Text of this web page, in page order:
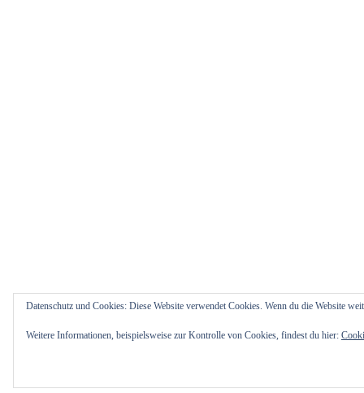
Datenschutz und Cookies: Diese Website verwendet Cookies. Wenn du die Website
Weitere Informationen, beispielsweise zur Kontrolle von Cookies, findest du hier: